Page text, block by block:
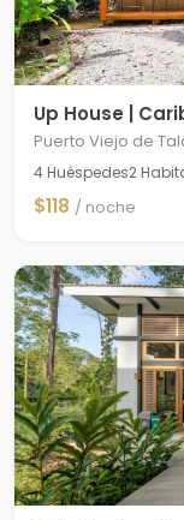
Up House |
Puerto Viejo de
4 Huéspedes2
$118 / noche